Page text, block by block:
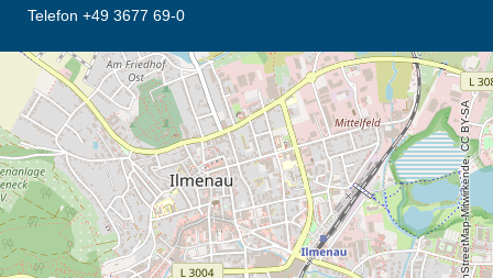
Telefon +49 3677 69-0
Öffnet die Anfahrtsbeschreibung in neuem Tab (Karte)
© OpenStreetMap-Mitwirkende, CC BY-SA